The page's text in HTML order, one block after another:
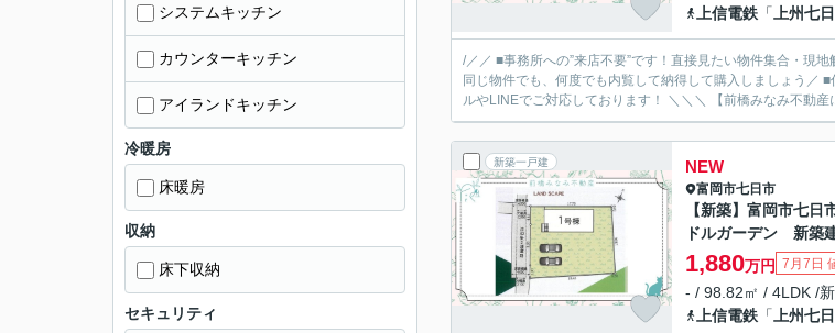
上信電鉄 「 上州七
/／／ ■事務所への”来店不要”です！直接見たい物件集合・現
同じ物件でも、何度でも内覧して納得して購入しましょう／
ルやLINEでご対応しております
新築一戸建 NEW
富岡市七日市
【新築】富岡市七
ドルガーデン 新築
1,880万円 7月7日
- / 98.82㎡ / 4LDK /
上信電鉄 「 上州七
システムキッチン
カウンターキッチン
アイランドキッチン
冷暖房
床暖房
収納
床下収納
セキュリティ